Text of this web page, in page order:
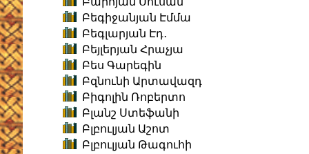
Բեգիջանյան Էմմա
Բեգլարյան Էդ․
Բեյլերյան Հրաչյա
Բես Գարեգին
Բզնունի Արտավազդ
Բիգոլին Ռոբերտո
Բլանշ Ստեֆանի
Բլբուլյան Աշոտ
Բլբուլյան Թագուհի